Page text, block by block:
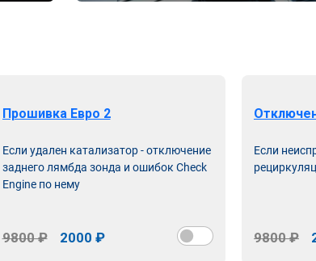
Прошивка Евро 2
Если удален катализатор - отключение
заднего лямбда зонда и ошибок Check
Engine по нему
9800 ₽ 2000 ₽
Если
9800 ₽